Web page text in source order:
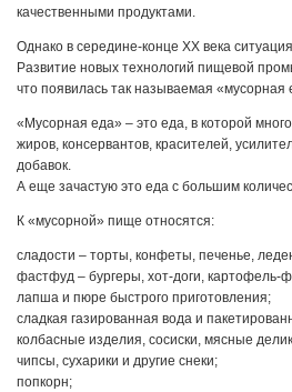
качественными продуктами.
Однако в середине-конце ХХ века
Развитие новых технологий пищевой
что появилась так называемая «мусорная
«Мусорная еда» – это еда, в которой
жиров, консервантов, красителей,
добавок.
А еще зачастую это еда с большим
К «мусорной» пище относятся:
сладости – торты, конфеты, печенье,
фастфуд – бургеры, хот-доги, картофель-
лапша и пюре быстрого приготовления;
сладкая газированная вода и
колбасные изделия, сосиски, мясные
чипсы, сухарики и другие снеки;
попкорн;